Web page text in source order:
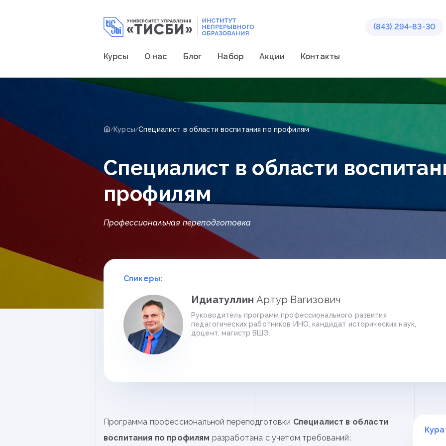
(843) 294-83-30
Курсы О нас Блог Набор Акции Контакты
/Курсы/Специалист в области воспитания по профилям
Специалист в области
профилям
Профессиональная переподготовка
Спикеры:
Идиатуллин Артур Вагизович
Руководитель программ профессионального развития
педагогических работников ИНО, кандидат исторических наук,
доцент, магистр ВШЭ.
Программа профессиональной переподготовки Специалист в области
воспитания по профилям разработана с учетом требований: